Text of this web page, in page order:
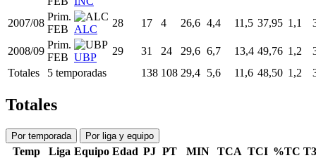
2007/08
Prim.
FEB ALC
28 17 4 26,6 4,4 11,5 37,95 1,1
2008/09
Prim.
FEB UBP
29 31 24 29,6 6,7 13,4 49,76 1,2
Totales
5 temporadas 138 108 29,4 5,6 11,6 48,50 1,2
Totales
Por temporada Por liga y equipo
Temp Liga Equipo Edad PJ PT MIN TCA TCI %TC